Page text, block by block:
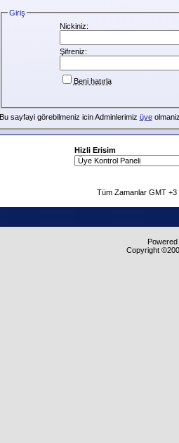
Giriş
Nickiniz:
Şifreniz:
Beni hatırla
Bu sayfayi görebilmeniz icin Adminlerimiz üye
Hizli Erisim
Tüm Zamanlar GMT
Copyright